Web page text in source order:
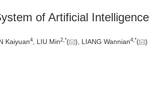
of Artificial
Kaiyuan4 , LIU Min2 *( ), LIANG Wannian4 *(